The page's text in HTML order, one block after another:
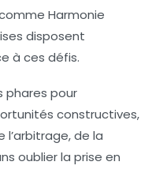
Harmonie
disposent
à ces défis.
phares pour
constructives,
l’arbitrage, de la
oublier la prise en